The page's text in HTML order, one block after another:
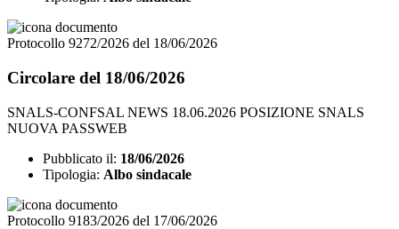
Protocollo 9272/2026 del 18/06/2026
Circolare del 18/06/2026
SNALS-CONFSAL NEWS 18.06.2026 POSIZIONE SNALS
NUOVA PASSWEB
Pubblicato il: 18/06/2026
Tipologia: Albo sindacale
Protocollo 9183/2026 del 17/06/2026